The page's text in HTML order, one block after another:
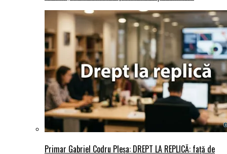
Primar Gabriel Codru Pleșa: DREPT LA REPLICĂ: față de